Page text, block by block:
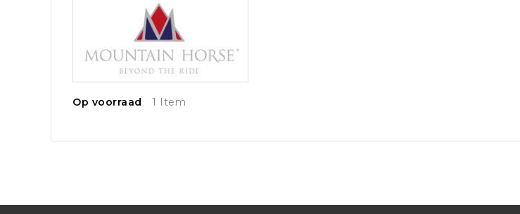
Op voorraad 1 Item